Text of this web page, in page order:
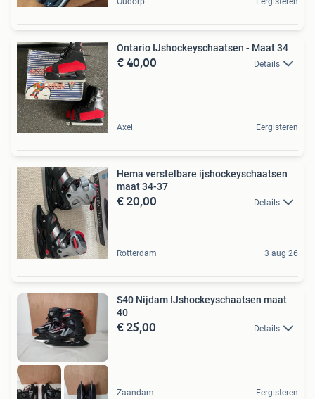
Ontario IJshockeyschaatsen - Maat 34
€ 40,00 Details
Axel Eergisteren
Hema verstelbare ijshockeyschaatsen
maat 34-37
€ 20,00 Details
Rotterdam 3 aug 26
S40 Nijdam IJshockeyschaatsen maat
40
€ 25,00 Details
Zaandam Eergisteren